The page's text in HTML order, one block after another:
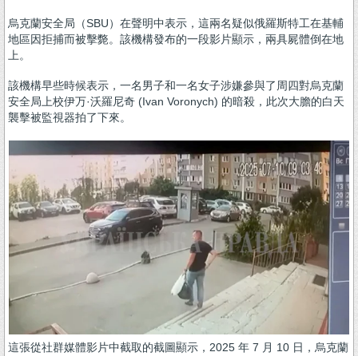
烏克蘭安全局（SBU）在聲明中表示，這兩名疑似俄羅斯特工在基輔
地區因拒捕而被擊斃。該機構發布的一段影片顯示，兩具屍體倒在地
上。
該機構早些時候表示，一名男子和一名女子涉嫌參與了周四對烏克蘭
安全局上校伊万·沃羅尼奇 (Ivan Voronych) 的暗殺，此次大膽的白天
襲擊被監視器拍了下來。
這張從社群媒體影片中截取的截圖顯示，2025 年 7 月 10 日，烏克蘭